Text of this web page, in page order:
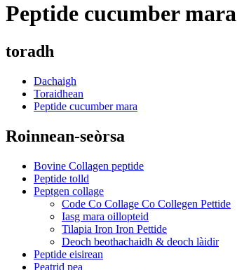
Peptide cucumber mara
toradh
Dachaigh
Toraidhean
Peptide cucumber mara
Roinnean-seòrsa
Bovine Collagen peptide
Peptide tolld
Peptgen collage
Code Co Collage Co Collegen Pettide
Iasg mara oillopteid
Tilapia Iron Iron Pettide
Deoch beothachaidh & deoch làidir
Peptide eisirean
Peatrid pea